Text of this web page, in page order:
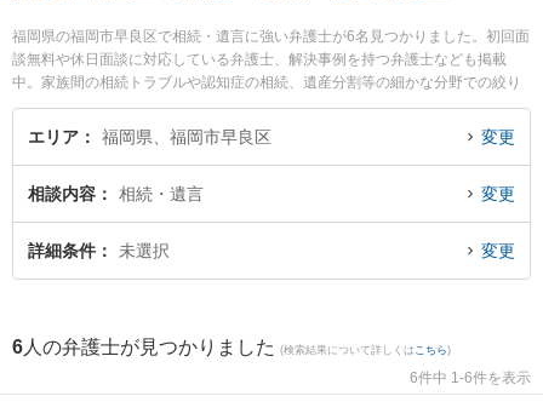
福岡県の福岡市早良区で相続・遺言に強い弁護士が6名見つかりました。初回面
談無料や休日面談に対応している弁護士、解決事例を持つ弁護士なども掲載
中。家族間の相続トラブルや認知症の相続、遺産分割等の細かな分野での絞り
込み検索もでき便利です。特に平田すぐる法律事務所の平田 卓弁護士や日の出
総合法律事務所の下村 訓弘弁護士、福岡つむぎ法律事務所の山本 恭輔弁護士の
い』『相続・遺言のトラブル解決の実績豊富な近くの弁護士を検索したい』
『初回相談無料で相続・遺言を法律相談できる福岡市早良区内の弁護士に相談
予約したい』などでお困りの相談者さんにおすすめです。
エリア 福岡県、福岡市早良区 変更
相談内容 相続・遺言 変更
詳細条件 未選択 変更
6 人の弁護士が見つかりました (検索結果について詳しくは こちら)
6件中 1-6件を表示